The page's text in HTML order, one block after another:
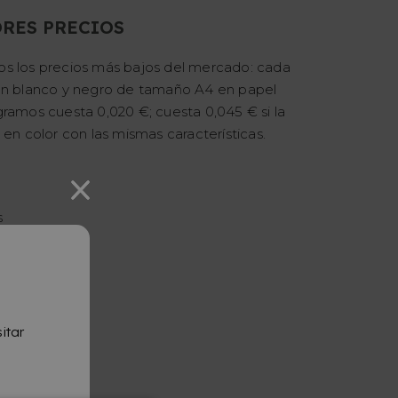
PRECIOS
los precios más bajos del mercado: cada
blanco y negro de tamaño A4 en papel
cuesta 0,020 €; cuesta 0,045 € si la
color con las mismas características.